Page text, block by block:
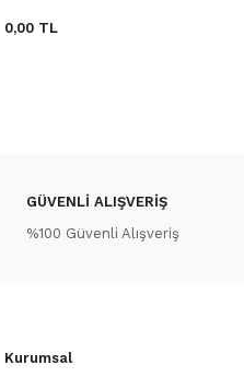
0,00 TL
GÜVENLİ ALIŞVERİŞ
%100 Güvenli Alışveriş
Kurumsal